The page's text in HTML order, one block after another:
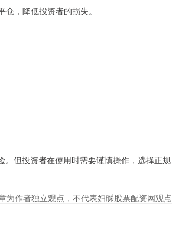
，降低投资者的损失。
但投资者在使用时需要谨慎操作，选择正规
为作者独立观点，不代表妇睬股票配资网观点